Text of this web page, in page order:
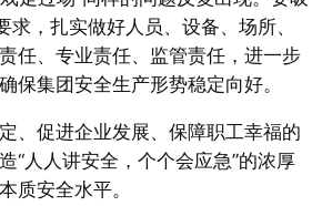
，扎实做好人员、设备、场所、
任、专业责任、监管责任，进一步
保集团安全生产形势稳定向好。
、促进企业发展、保障职工幸福的
“人人讲安全，个个会应急”的浓厚
质安全水平。